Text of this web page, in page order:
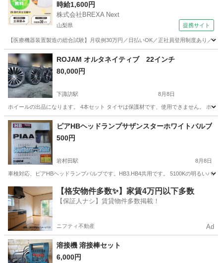
時給1,600円
株式会社BREXA Next
山梨県 提携サイト
【医療機器装置製造の総合試験】月収例30万円／日払いOK／正社員登用制度あり
山梨 その他
ROJAM オルタネイティブ 22インチ
80,000円
下諏訪駅 8月8日
ホイールの出品になります。 4本セット タイヤは保護材です、使用できません。 ホイ
長野 諏訪郡 下諏訪駅 タイヤ、ホイール
ピアHBヘッドランプサザンスターホワイトバルブ
500円
岩村田駅 8月8日
車検対応、ピアHBヘッドランプバルブです。HB3.HB4共用です。 5100Kの明るいバ
長野 佐久市 岩村田駅 パーツ
【格安物件多数✨】家賃4万円以下多数
【保証人ナシ】賃貸物件多数掲載！
ニフティ不動産 Ad
溶接機 溶接棒セット
6,000円